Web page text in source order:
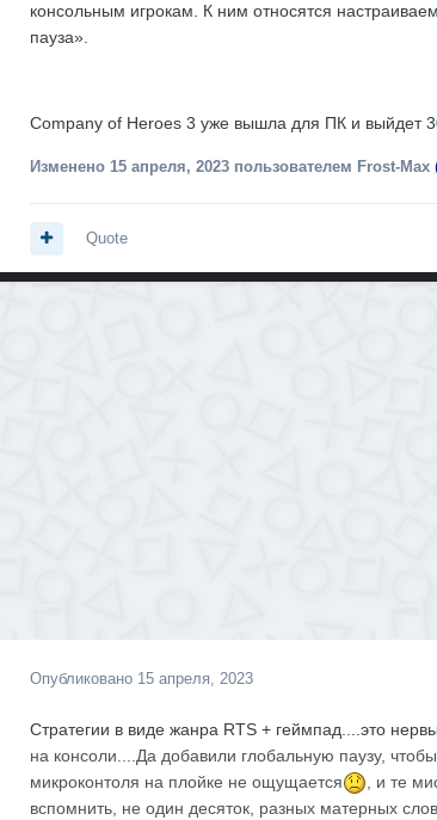
консольным игрокам. К ним относятся
пауза».
Company of Heroes 3 уже вышла для ПК и выйдет
Изменено 15 апреля, 2023пользователем Frost-Max
Quote
Опубликовано 15 апреля, 2023
Стратегии в виде жанра RTS+ геймпад....это
на консоли....Да добавили глобальную паузу,
микроконтоля на плойке не ощущается
, и те
вспомнить, не один десяток, разных матерных слов